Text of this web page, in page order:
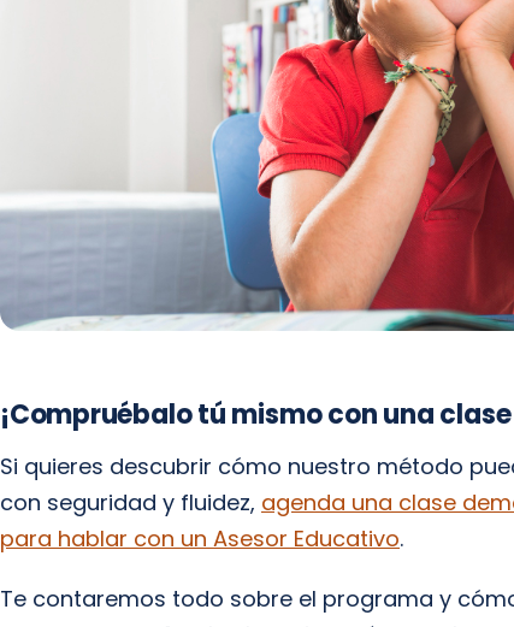
¡Compruébalo tú mismo con una clase
Si quieres descubrir cómo nuestro método
con seguridad y fluidez, agenda una clase
para hablar con un Asesor Educativo.
Te contaremos todo sobre el programa y